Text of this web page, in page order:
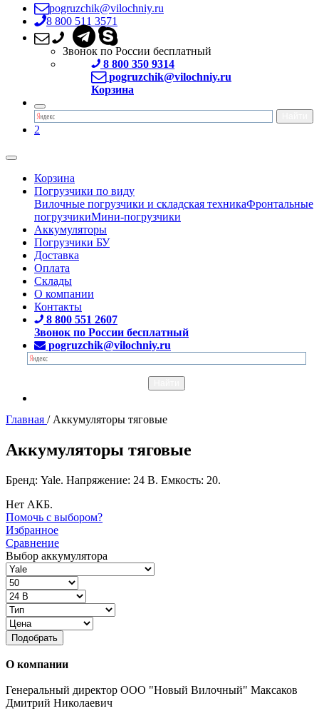
pogruzchik@vilochniy.ru
8 800 511 3571
Звонок по России бесплатный
8 800 350 9314
pogruzchik@vilochniy.ru
Корзина
2
Корзина
Погрузчики по виду
Вилочные погрузчики и складская техникаФронтальные
погрузчикиМини-погрузчики
Аккумуляторы
Погрузчики БУ
Доставка
Оплата
Склады
О компании
Контакты
8 800 551 2607
Звонок по России бесплатный
pogruzchik@vilochniy.ru
Главная / Аккумуляторы тяговые
Аккумуляторы тяговые
Бренд: Yale. Напряжение: 24 В. Емкость: 20.
Нет АКБ.
Помочь с выбором?
Избранное
Сравнение
Выбор аккумулятора
Подобрать
О компании
Генеральный директор ООО "Новый Вилочный" Максаков
Дмитрий Николаевич